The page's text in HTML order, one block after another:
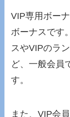
VIP専用ボー
ボーナスです
スやVIPのラ
ど、一般会員
す。
また、VIP会